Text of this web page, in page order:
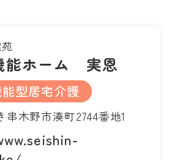
能ホーム 実恩
型居宅介護
木野市湊町2744番地1